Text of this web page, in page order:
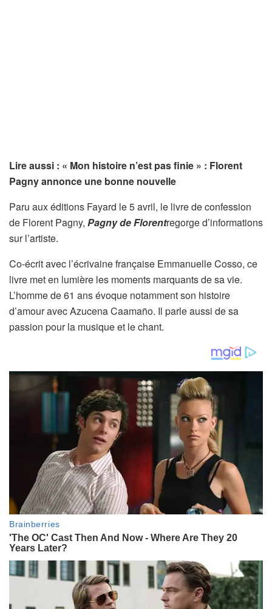
Lire aussi : « Mon histoire n’est pas finie » : Florent
Pagny annonce une bonne nouvelle
Paru aux éditions Fayard le 5 avril, le livre de confession
de Florent Pagny, Pagny de Florentregorge d’informations
sur l’artiste.
Co-écrit avec l’écrivaine française Emmanuelle Cosso, ce
livre met en lumière les moments marquants de sa vie.
L’homme de 61 ans évoque notamment son histoire
d’amour avec Azucena Caamaño. Il parle aussi de sa
passion pour la musique et le chant.